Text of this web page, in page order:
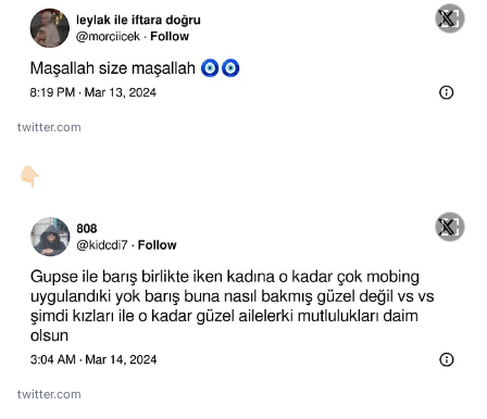
twitter.com
👇🏻
twitter.com